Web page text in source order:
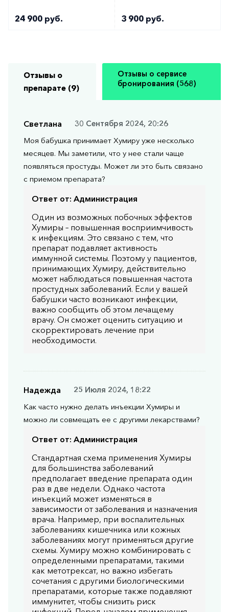
24 900 руб. 3 900 руб.
Отзывы о
препарате (9)
Отзывы о сервисе
бронирования (568)
Светлана
30 Сентября 2024, 20:26
Моя бабушка принимает Хумиру уже несколько
месяцев. Мы заметили, что у нее стали чаще
появляться простуды. Может ли это быть связано
с приемом препарата?
Ответ от: Администрация
Один из возможных побочных эффектов
Хумиры – повышенная восприимчивость
к инфекциям. Это связано с тем, что
препарат подавляет активность
иммунной системы. Поэтому у пациентов,
принимающих Хумиру, действительно
может наблюдаться повышенная частота
простудных заболеваний. Если у вашей
бабушки часто возникают инфекции,
важно сообщить об этом лечащему
врачу. Он сможет оценить ситуацию и
скорректировать лечение при
необходимости.
Надежда
25 Июля 2024, 18:22
Как часто нужно делать инъекции Хумиры и
можно ли совмещать ее с другими лекарствами?
Ответ от: Администрация
Стандартная схема применения Хумиры
для большинства заболеваний
предполагает введение препарата один
раз в две недели. Однако частота
инъекций может изменяться в
зависимости от заболевания и назначения
врача. Например, при воспалительных
заболеваниях кишечника или кожных
заболеваниях могут применяться другие
схемы. Хумиру можно комбинировать с
определенными препаратами, такими
как метотрексат, но важно избегать
сочетания с другими биологическими
препаратами, которые также подавляют
иммунитет, чтобы снизить риск